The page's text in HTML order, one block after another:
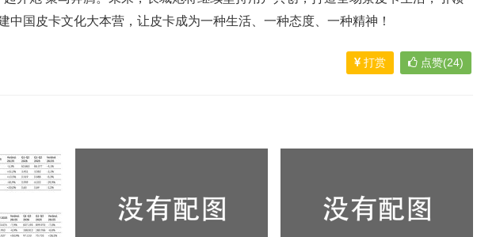
中国皮卡文化大本营，让皮卡成为一种生活、一种态度、一种精神！
打赏 点赞(24)